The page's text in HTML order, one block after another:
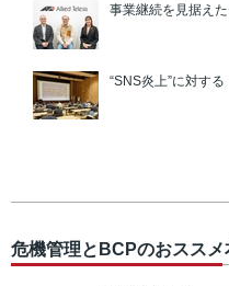
事業継続を見据え
“SNS炎上”に対す
危機管理とBCPのおススメ